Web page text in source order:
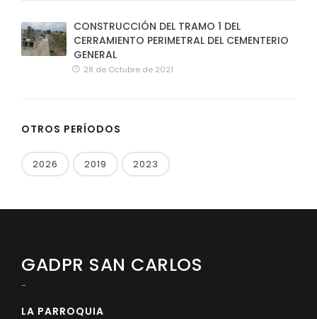
CONSTRUCCIÓN DEL TRAMO 1 DEL
CERRAMIENTO PERIMETRAL DEL CEMENTERIO
GENERAL
28 de Octubre de 2021
OTROS PERÍODOS
2026 2019 2023
GADPR SAN CARLOS
-
LA PARROQUIA